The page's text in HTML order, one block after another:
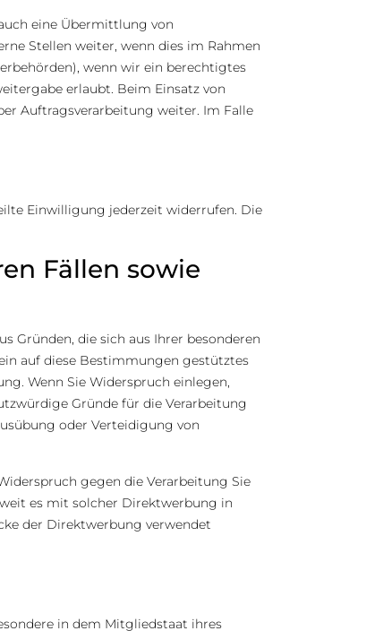
eine Übermittlung von
Stellen weiter, wenn dies im Rahmen
wenn wir ein berechtigtes
erlaubt. Beim Einsatz von
Auftragsverarbeitung weiter. Im Falle
Einwilligung jederzeit widerrufen. Die
Fällen sowie
Gründen, die sich aus Ihrer besonderen
auf diese Bestimmungen gestütztes
Wenn Sie Widerspruch einlegen,
Gründe für die Verarbeitung
oder Verteidigung von
gegen die Verarbeitung Sie
es mit solcher Direktwerbung in
der Direktwerbung verwendet
in dem Mitgliedstaat ihres